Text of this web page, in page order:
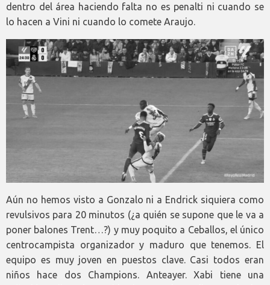
dentro del área haciendo falta no es penalti ni cuando se
lo hacen a Vini ni cuando lo comete Araujo.
Aún no hemos visto a Gonzalo ni a Endrick siquiera como
revulsivos para 20 minutos (¿a quién se supone que le va a
poner balones Trent…?) y muy poquito a Ceballos, el único
centrocampista organizador y maduro que tenemos. El
equipo es muy joven en puestos clave. Casi todos eran
niños hace dos Champions. Anteayer. Xabi tiene una